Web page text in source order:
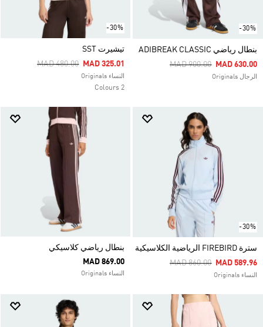
-30%
بنطال رياضي ADIBREAK CLASSIC
Price Reduced From
MAD 900.00ToMAD 630.00
الرجال Originals
-30%
تيشيرت SST
Price Reduced From
MAD 480.00ToMAD 325.01
النساء Originals
2 Colours
-30%
سترة FIREBIRD الرياضية الكلاسيكية
Price Reduced From
MAD 860.00ToMAD 589.96
النساء Originals
بنطال رياضي كلاسيكي
MAD 869.00
النساء Originals